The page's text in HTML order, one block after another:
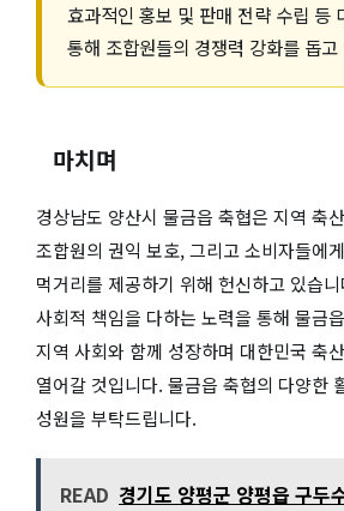
효과적인 홍보 및 판매 전략 수립 등
통해 조합원들의 경쟁력 강화를 돕
마치며
경상남도 양산시 물금읍 축협은 지역 축
조합원의 권익 보호, 그리고 소비자들에
먹거리를 제공하기 위해 헌신하고 있습
사회적 책임을 다하는 노력을 통해 물금
지역 사회와 함께 성장하며 대한민국 축
열어갈 것입니다. 물금읍 축협의 다양한
성원을 부탁드립니다.
READ 경기도 양평군 양평읍 구두